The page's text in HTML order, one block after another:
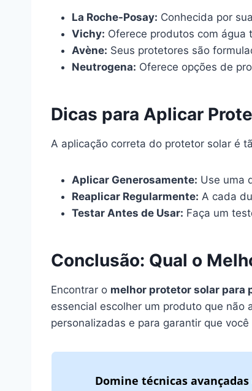
La Roche-Posay: Conhecida por
Vichy: Oferece produtos com água
Avène: Seus protetores são
Neutrogena: Oferece opções de
Dicas para Aplicar
A aplicação correta do protetor solar é
Aplicar Generosamente: Use uma
Reaplicar Regularmente: A cada
Testar Antes de Usar: Faça um
Conclusão: Qual o
Encontrar o melhor protetor solar para
essencial escolher um produto que
personalizadas e para garantir que
Domine técnicas